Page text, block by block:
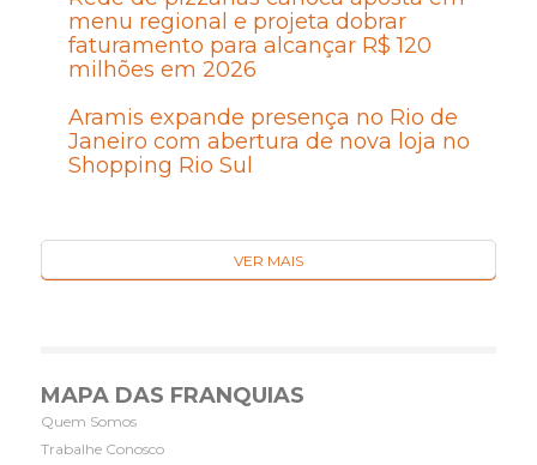
menu regional e projeta dobrar
faturamento para alcançar R$ 120
milhões em 2026
Aramis expande presença no Rio de
Janeiro com abertura de nova loja no
Shopping Rio Sul
VER MAIS
MAPA DAS FRANQUIAS
Quem Somos
Trabalhe Conosco